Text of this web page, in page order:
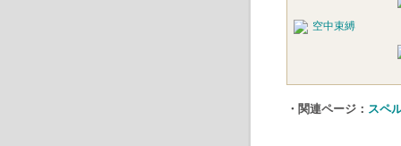
空中束縛
・関連ページ： スペ